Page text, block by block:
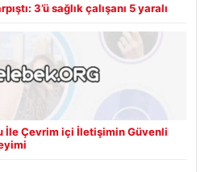
3’ü sağlık çalışanı 5 yaralı
İle Çevrim içi İletişimin Güvenli